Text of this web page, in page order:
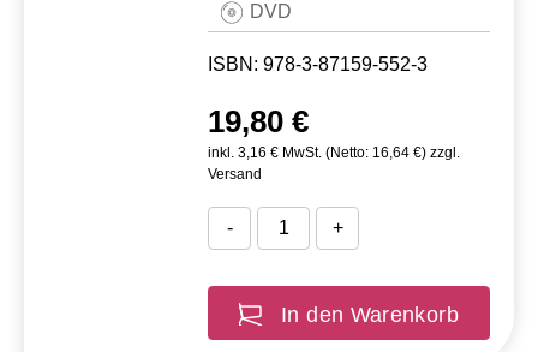
DVD
ISBN: 978-3-87159-552-3
19,80 €
inkl. 3,16 € MwSt. (Netto: 16,64 €) zzgl.
Versand
- +
In den Warenkorb